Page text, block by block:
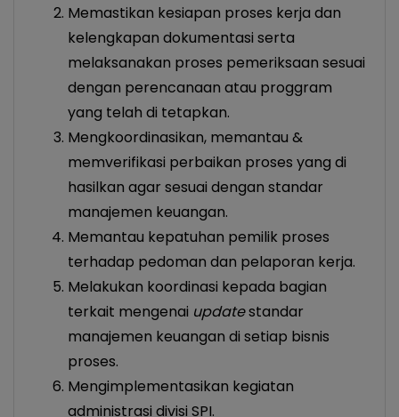
Memastikan kesiapan proses kerja dan
kelengkapan dokumentasi serta
melaksanakan proses pemeriksaan sesuai
dengan perencanaan atau proggram
yang telah di tetapkan.
Mengkoordinasikan, memantau &
memverifikasi perbaikan proses yang di
hasilkan agar sesuai dengan standar
manajemen keuangan.
Memantau kepatuhan pemilik proses
terhadap pedoman dan pelaporan kerja.
Melakukan koordinasi kepada bagian
terkait mengenai updatestandar
manajemen keuangan di setiap bisnis
proses.
Mengimplementasikan kegiatan
administrasi divisi SPI.